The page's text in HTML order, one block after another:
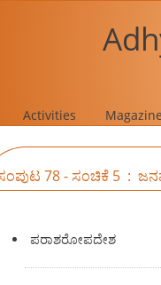
Activities Magazine
78 - ಸಂಚಿಕೆ 5 :
ಪರಾಶರೋಪದೇಶ